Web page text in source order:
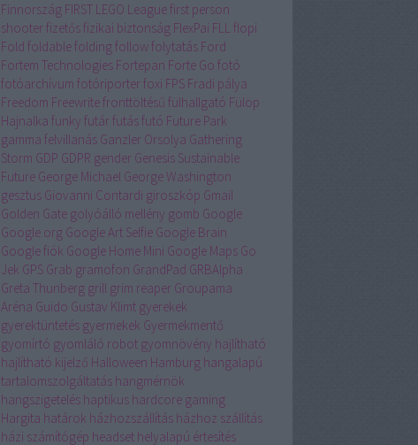
Finnország FIRST LEGO Leaguefirst person
shooter fizetősfizikai biztonság FlexPai FLL flopi
Fold foldablefoldingfollowfolytatás Ford
Fortem Technologies Fortepan Forte Go fotó
fotóarchívum fotóriporter foxi FPS Fradi pálya
Freedom Freewritefronttöltésű fülhallgató Fülöp
Hajnalka funky futár futásfutó Future Park
gamma felvillanás Ganzler Orsolya Gathering
Storm GDP GDPR gender Genesis Sustainable
Future George Michael George Washington
gesztus Giovanni Contardi giroszkóp Gmail
Golden Gate golyóálló mellény gomb Google
Google.org Google Art Selfie Google Brain
Google fiók Google Home Mini Google Maps Go
Jek GPS Grab gramofon GrandPad GRBAlpha
Greta Thunberg grill grim reaper Groupama
Aréna Guido Gustav Klimt gyerekek
gyerektüntetés gyermekek Gyermekmentő
gyomírtó gyomláló robot gyomnövény hajlítható
hajlítható kijelző Halloween Hamburg hangalapú
tartalomszolgáltatás hangmérnök
hangszigetelés haptikus hardcore gaming
Hargita határok házhozszállítás házhoz szállítás
házi számítógép headset helyalapú értesítés